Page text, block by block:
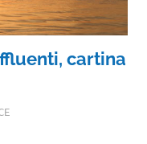
cartina